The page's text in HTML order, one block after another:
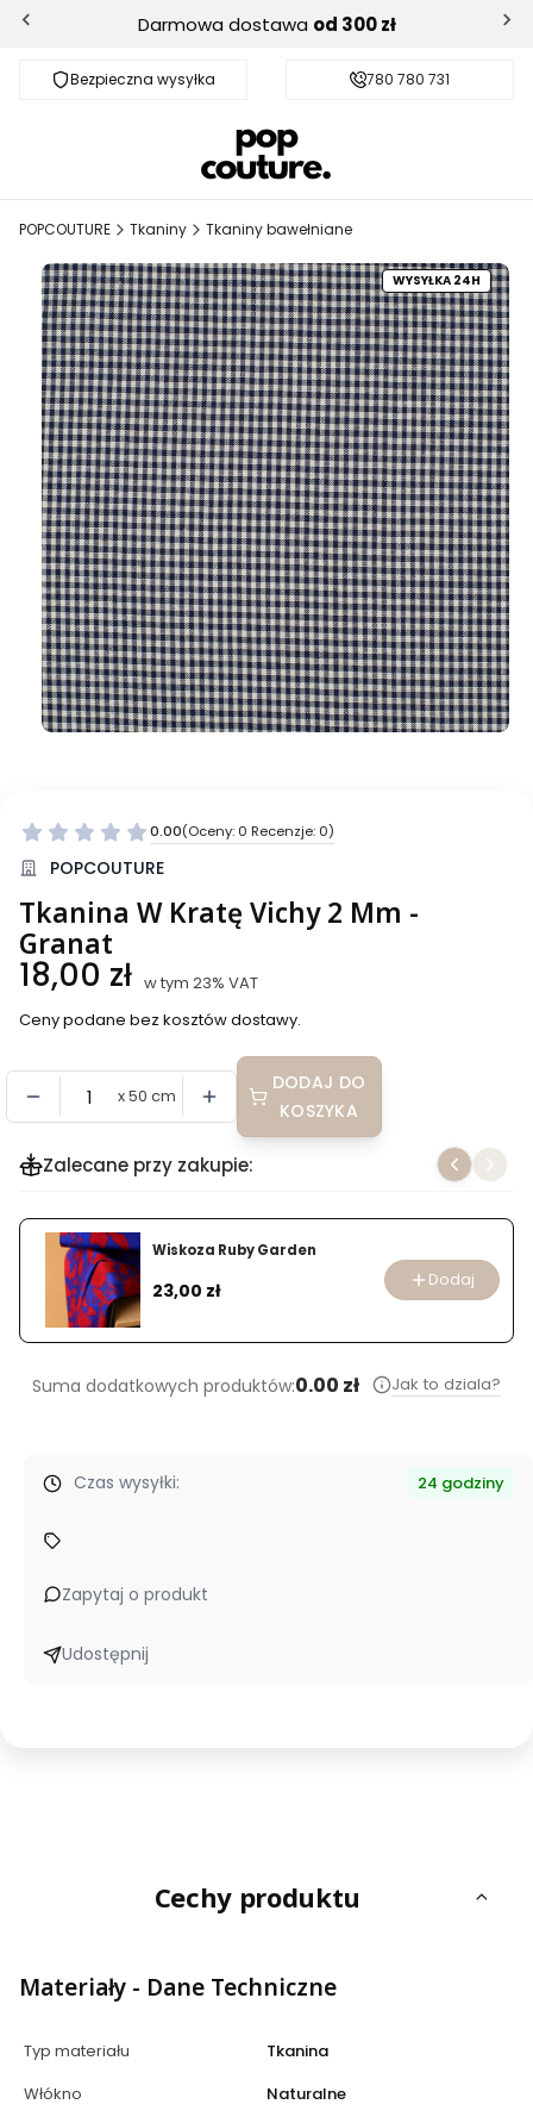
Darmowa dostawa od 300 zł
Bezpieczna wysyłka Darmowa dostawa od 300 zł
780 780 731
POPCOUTURE Tkaniny Tkaniny bawełniane
WYSYŁKA 24H
0.00(Oceny: 0 Recenzje: 0)
Przejdź do sekcji Opinie
POPCOUTURE
Tkanina W Kratę Vichy 2 Mm -
Granat
Cena
18,00 zł w tym 23% VAT
w tym 23% VAT
Ceny podane bez kosztów dostawy.
x 50 cm
DODAJ DO
KOSZYKA
Zalecane przy zakupie:
Wiskoza Ruby Garden
Cena
23,00 zł Dodaj
Suma dodatkowych produktów:0.00 zł Jak to dziala?
Czas wysyłki: 24 godziny
Zapytaj o produkt
Udostępnij
Cechy produktu
Materiały - Dane Techniczne
Typ materiału
Tkanina
Włókno
Naturalne